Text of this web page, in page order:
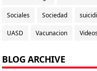
Sociales Sociedad
UASD Vacunacion
BLOG ARCHIVE